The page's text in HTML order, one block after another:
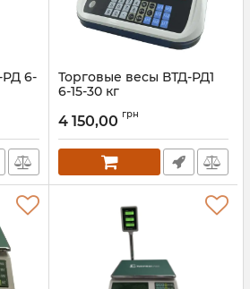
РД 6-
Торговые весы ВТД-РД1
6-15-30 кг
4 150,00 грн